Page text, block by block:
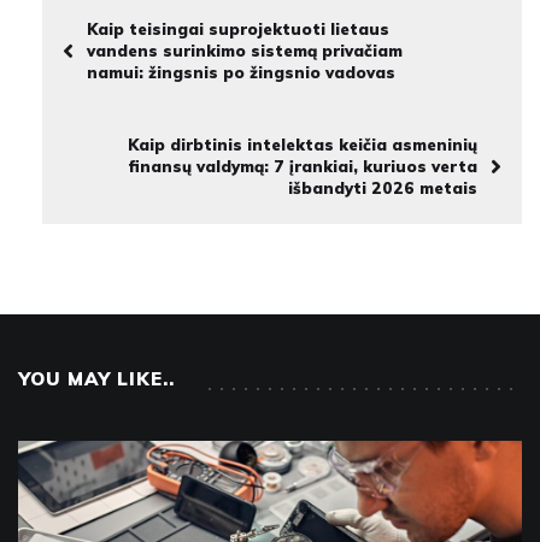
Kaip teisingai suprojektuoti lietaus
vandens surinkimo sistemą privačiam
namui: žingsnis po žingsnio vadovas
Kaip dirbtinis intelektas keičia asmeninių
finansų valdymą: 7 įrankiai, kuriuos verta
išbandyti 2026 metais
YOU MAY LIKE..